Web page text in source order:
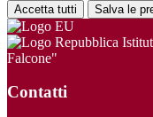
Accetta tutti Salva le
Falcone"
Contatti